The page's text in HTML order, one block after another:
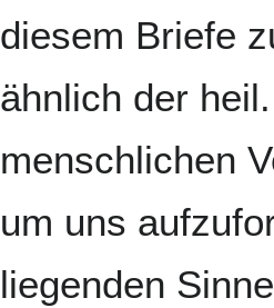
diesem Briefe
ähnlich der
menschlichen
um uns
liegenden